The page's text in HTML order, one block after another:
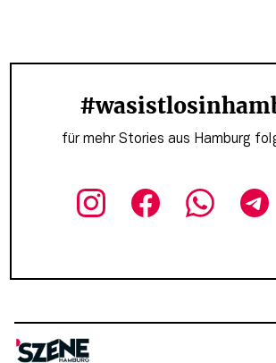
für mehr Stories aus Hamburg